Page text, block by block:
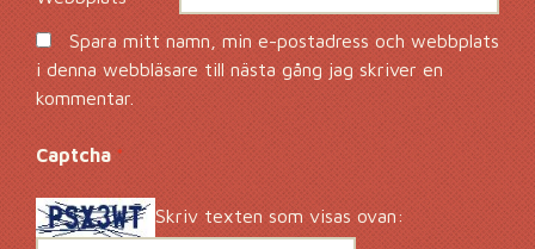
Spara mitt namn, min e-postadress och webbplats
i denna webbläsare till nästa gång jag skriver en
kommentar.
Captcha*
Skriv texten som visas ovan: